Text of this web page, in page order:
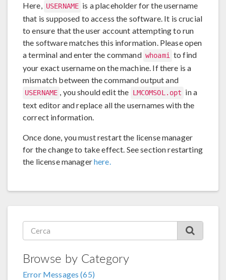
Here, USERNAME is a placeholder for the username
that is supposed to access the software. It is crucial
to ensure that the user account attempting to run
the software matches this information. Please open
a terminal and enter the command whoami
to find
your exact username on the machine. If there is a
mismatch between the command output and
USERNAME , you should edit the LMCOMSOL.opt in a
text editor and replace all the usernames with the
correct information.
Once done, you must restart the license manager
for the change to take effect. See section restarting
the license managerhere.
Browse by Category
Error Messages (65)